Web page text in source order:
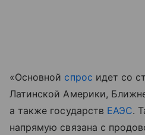
«Основной спрос идет со
Латинской Америки,
а также государств ЕАЭС.
напрямую связана с